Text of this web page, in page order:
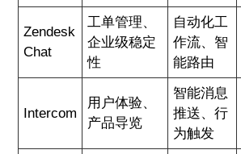
Zendesk
Chat
工单管理、
企业级稳定
性
自动化工
作流、智
能路由
Intercom
用户体验、
产品导览
智能消息
推送、行
为触发